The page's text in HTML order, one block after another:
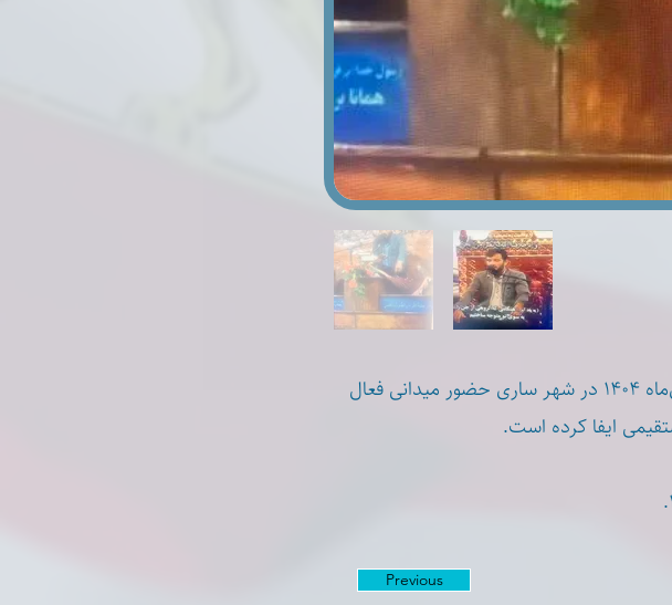
به عنوان «قاری قرآن» شناخته می‌شود و در وقایع ۱۸ و ۱۹ دی‌ماه ۱۴۰۴ در شهر ساری حضور میدانی فعال
ایفا کرده است.
Previous